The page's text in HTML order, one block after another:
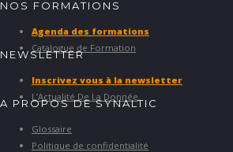
NOS FORMATIONS
Agenda des formations
Catalogue de Formation
NEWSLETTER
Inscrivez vous à la newsletter
L’Actualité De La Donnée
A PROPOS DE SYNALTIC
Glossaire
Politique de confidentialité